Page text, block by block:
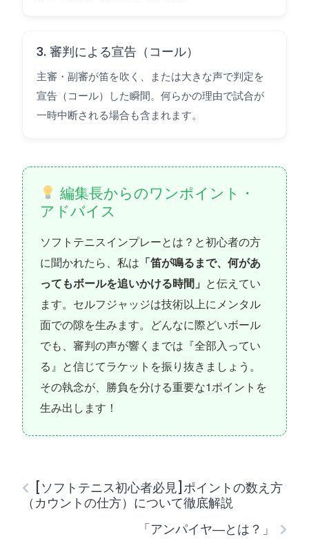
3. 審判による宣告（コール）
主審・副審が笛を吹く、または大きな声で判定を
宣告（コール）した瞬間。何らかの理由で試合が
一時中断される場合も含まれます。
編集長からのワンポイント・
アドバイス
ソフトテニスインプレーとは？と初心者の方
に聞かれたら、私は 「笛が鳴るまで、何があ
ってもボールを追いかける時間」 と伝えてい
ます。セルフジャッジは技術以上にメンタル
面での隙を生みます。どんなに際どいボール
でも、審判の声が響くまでは『全部入ってい
る』と信じてラケットを振り抜きましょう。
その執念が、勝負を分ける重要な1ポイントを
生み出します！
[ソフトテニス初心者必見]ポイントの数え方
（カウントの仕方）について徹底解説
「アンパイヤ―とは？」